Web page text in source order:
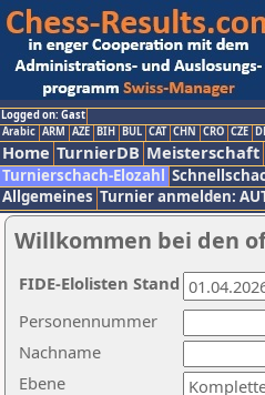
Logged on: Gast
Arabic ARM AZE BIH BUL CAT CHN CRO CZE
Home TurnierDB Meisterschaft
Turnierschach-Elozahl
Allgemeines Turnier anmelden:
Willkommen bei den
Nachname
Ebene
Personennummer
FIDE-Elolisten Stand